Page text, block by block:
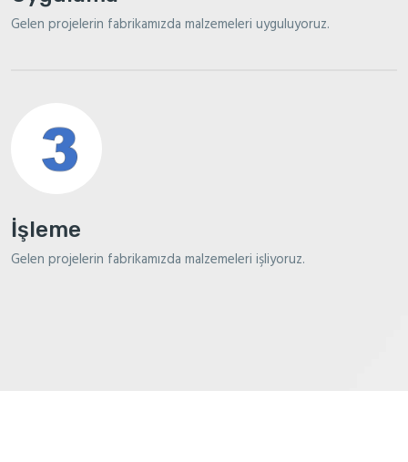
Gelen projelerin fabrikamızda malzemeleri uyguluyoruz.
İşleme
Gelen projelerin fabrikamızda malzemeleri işliyoruz.